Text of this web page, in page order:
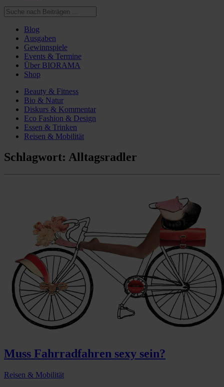
Blog
Ausgaben
Gewinnspiele
Events & Termine
Über BIORAMA
Shop
Beauty & Fitness
Bio & Natur
Diskurs & Kommentar
Eco Fashion & Design
Essen & Trinken
Reisen & Mobilität
Schlagwort: Alltagsradler
Muss Fahrradfahren sexy sein?
Reisen & Mobilität